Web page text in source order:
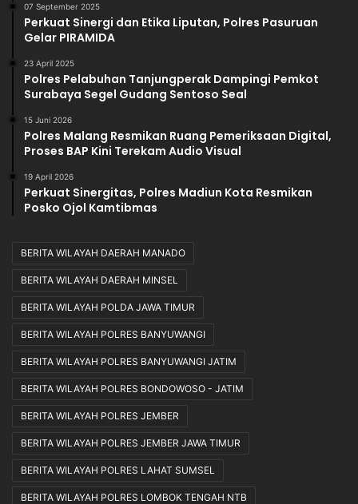
07 September 2025
Perkuat Sinergi dan Etika Liputan, Polres Pasuruan
Gelar PIRAMIDA
23 April 2025
Polres Pelabuhan Tanjungperak Dampingi Pemkot
Surabaya Segel Gudang Sentoso Seal
15 Juni 2026
Polres Malang Resmikan Ruang Pemeriksaan Digital,
Proses BAP Kini Terekam Audio Visual
19 April 2026
Perkuat Sinergitas, Polres Madiun Kota Resmikan
Posko Ojol Kamtibmas
BERITA WILAYAH DAERAH MANADO
BERITA WILAYAH DAERAH MINSEL
BERITA WILAYAH POLDA JAWA TIMUR
BERITA WILAYAH POLRES BANYUWANGI
BERITA WILAYAH POLRES BANYUWANGI JATIM
BERITA WILAYAH POLRES BONDOWOSO - JATIM
BERITA WILAYAH POLRES JEMBER
BERITA WILAYAH POLRES JEMBER JAWA TIMUR
BERITA WILAYAH POLRES LAHAT SUMSEL
BERITA WILAYAH POLRES LOMBOK TENGAH NTB